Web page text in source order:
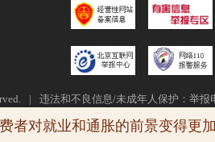
| 违法和不良信息/未成年人保护：举报
〕2号 | 信息网络传播视听节目许可证
者对就业和通胀的前景变得更